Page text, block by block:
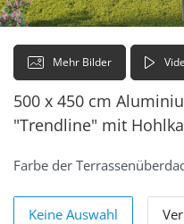
Mehr Bilder
500 x 450 cm
"Trendline" mit
Farbe der
Keine Auswahl